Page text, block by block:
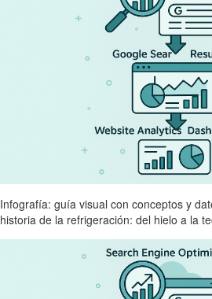
Infografía: guía visual con conceptos y
historia de la refrigeración: del hielo a la